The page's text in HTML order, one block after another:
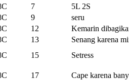
7
5L 2S
9
seru
12
Kemarin
13
Senang karena
15
Setress
17
Cape karena